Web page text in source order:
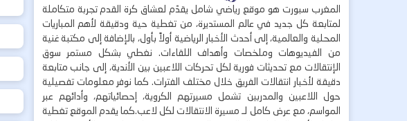
المغرب سبورت هو موقع رياضي شامل يقدّم لعشاق كرة القدم تجربة متكاملة
لمتابعة كل جديد في عالم المستديرة، من تغطية حية ودقيقة لأهم المباريات
المحلية والعالمية، إلى أحدث الأخبار الرياضية أولاً بأول، بالإضافة إلى مكتبة غنية
من الفيديوهات وملخصات وأهداف اللقاءات. نغطي بشكل مستمر سوق
الإنتقالات مع تحديثات فورية لكل تحركات اللاعبين بين الأندية، إلى جانب متابعة
دقيقة لأخبار انتقالات الفريق خلال مختلف الفترات. كما نوفر معلومات تفصيلية
حول اللاعبين والمدربين تشمل مسيرتهم الكروية، إحصائياتهم، وأدائهم عبر
المواسم، مع عرض كامل لـ مسيرة الانتقالات لكل لاعب.كما يقدم الموقع تغطية